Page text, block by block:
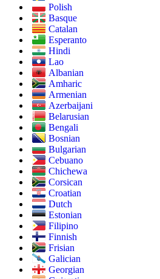
Polish
Basque
Catalan
Esperanto
Hindi
Lao
Albanian
Amharic
Armenian
Azerbaijani
Belarusian
Bengali
Bosnian
Bulgarian
Cebuano
Chichewa
Corsican
Croatian
Dutch
Estonian
Filipino
Finnish
Frisian
Galician
Georgian